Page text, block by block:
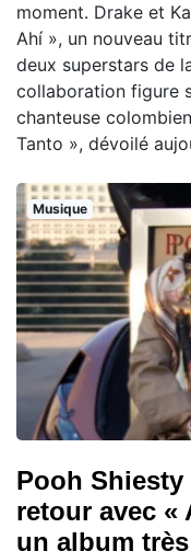
moment. Drake et
Ahí », un nouveau
deux superstars de
collaboration figure
chanteuse
Tanto », dévoilé
Musique
Pooh
retour avec «
un album